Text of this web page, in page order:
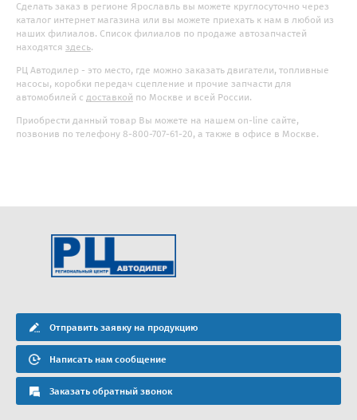
Сделать заказ в регионе Ярославль вы можете круглосуточно через
каталог интернет магазина или вы можете приехать к нам в любой из
наших филиалов. Список филиалов по продаже автозапчастей
находятся здесь.
РЦ Автодилер - это место, где можно заказать двигатели, топливные
насосы, коробки передач сцепление и прочие запчасти для
автомобилей с доставкой по Москве и всей России.
Приобрести данный товар Вы можете на нашем on-line сайте,
позвонив по телефону 8-800-707-61-20, а также в офисе в Москве.
Отправить заявку на продукцию
Написать нам сообщение
Заказать обратный звонок